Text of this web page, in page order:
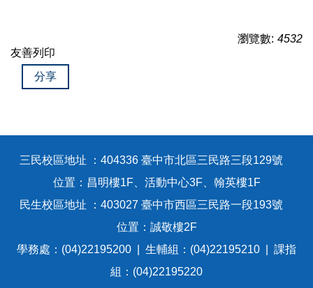
瀏覽數: 4532
友善列印
分享
三民校區地址 ：404336 臺中市北區三民路三段129號
位置：昌明樓1F、活動中心3F、翰英樓1F
民生校區地址 ：403027 臺中市西區三民路一段193號
位置：誠敬樓2F
學務處：(04)22195200 | 生輔組：(04)22195210 | 課指
組：(04)22195220